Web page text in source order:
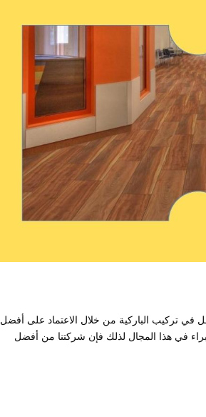
في تركيب الباركية من خلال الاعتماد على أفضل
في هذا المجال لذلك فإن شركتنا من أفضل